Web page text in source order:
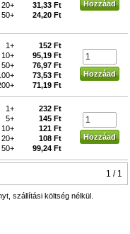
20+
31,33 Ft
50+
24,20 Ft
1+
152 Ft
10+
95,19 Ft
50+
76,97 Ft
73,53 Ft
71,19 Ft
1+
232 Ft
5+
145 Ft
10+
121 Ft
20+
108 Ft
50+
99,24 Ft
1 / 1
szállítási költség nélkül.